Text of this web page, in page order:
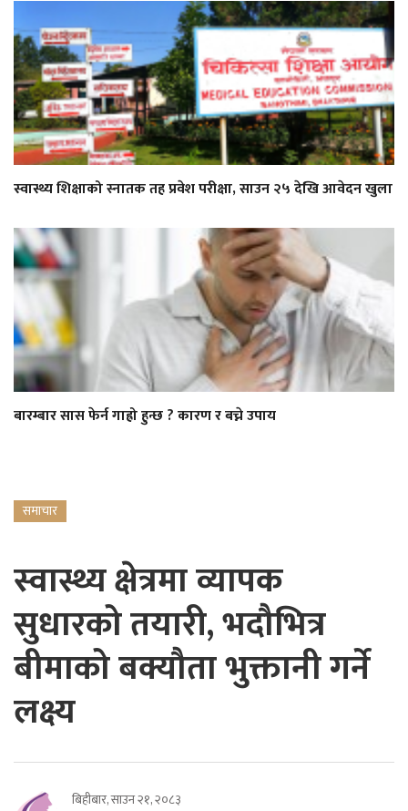
स्वास्थ्य शिक्षाको स्नातक तह प्रवेश परीक्षा, साउन २५ देखि आवेदन खुला
बारम्बार सास फेर्न गाह्रो हुन्छ ? कारण र बच्ने उपाय
समाचार
स्वास्थ्य क्षेत्रमा व्यापक
सुधारको तयारी, भदौभित्र
बीमाको बक्यौता भुक्तानी गर्ने
लक्ष्य
बिहीबार, साउन २१, २०८३